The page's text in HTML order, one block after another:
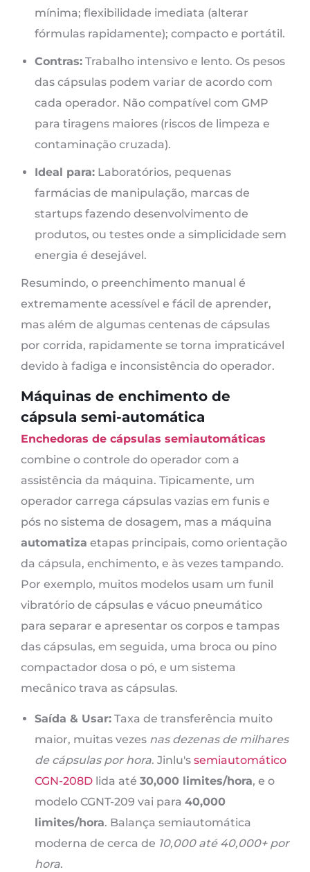
mínima; flexibilidade imediata (alterar
fórmulas rapidamente); compacto e portátil.
Contras: Trabalho intensivo e lento. Os pesos
das cápsulas podem variar de acordo com
cada operador. Não compatível com GMP
para tiragens maiores (riscos de limpeza e
contaminação cruzada).
Ideal para: Laboratórios, pequenas
farmácias de manipulação, marcas de
startups fazendo desenvolvimento de
produtos, ou testes onde a simplicidade sem
energia é desejável.
Resumindo, o preenchimento manual é
extremamente acessível e fácil de aprender,
mas além de algumas centenas de cápsulas
por corrida, rapidamente se torna impraticável
devido à fadiga e inconsistência do operador.
Máquinas de enchimento de
cápsula semi-automática
Enchedoras de cápsulas semiautomáticas
combine o controle do operador com a
assistência da máquina. Tipicamente, um
operador carrega cápsulas vazias em funis e
pós no sistema de dosagem, mas a máquina
automatiza etapas principais, como orientação
da cápsula, enchimento, e às vezes tampando.
Por exemplo, muitos modelos usam um funil
vibratório de cápsulas e vácuo pneumático
para separar e apresentar os corpos e tampas
das cápsulas, em seguida, uma broca ou pino
compactador dosa o pó, e um sistema
mecânico trava as cápsulas.
Saída & Usar: Taxa de transferência muito
maior, muitas vezes nas dezenas de milhares
de cápsulas por hora. Jinlu's semiautomático
CGN-208D lida até 30,000 limites/hora, e o
modelo CGNT-209 vai para 40,000
limites/hora. Balança semiautomática
moderna de cerca de 10,000 até 40,000+ por
hora.